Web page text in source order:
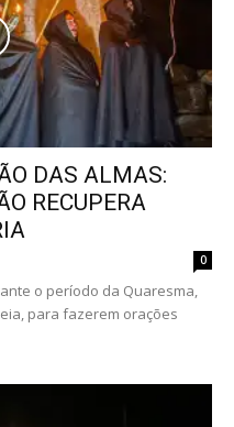
DAS ALMAS:
RECUPERA
0
o período da Quaresma,
para fazerem orações